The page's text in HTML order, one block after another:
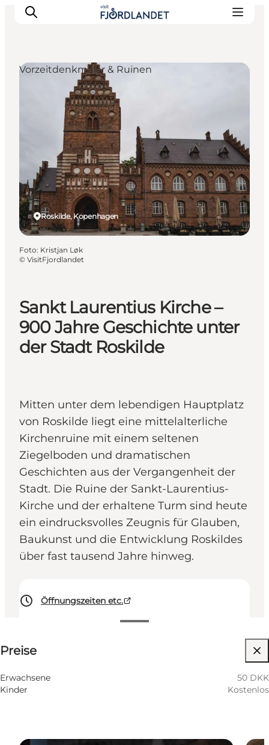
Städte & Orte
Veranstaltungen
Reiseführer & Inspiration
Unterkünfte
Erlebnisse
Sankt Laurentius Kirche –
900 Jahre Geschichte unter
der Stadt Roskilde
Mitten unter dem lebendigen Hauptplatz
von Roskilde liegt eine mittelalterliche
Kirchenruine mit einem seltenen
Ziegelboden und dramatischen
Geschichten aus der Vergangenheit der
Stadt. Die Ruine der Sankt-Laurentius-
Kirche und der erhaltene Turm sind heute
ein eindrucksvolles Zeugnis für Glauben,
Baukunst und die Entwicklung Roskildes
über fast tausend Jahre hinweg.
Öffnungszeiten etc.
Preise
Erwachsene
50 DKK
Kinder
Kostenlos
Roskilde, Kopenhagen
Vorzeitdenkmäler & Ruinen
Foto: Kristjan Løk
© VisitFjordlandet